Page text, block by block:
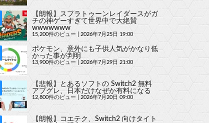
【朗報】スプラトゥーンレイダースがガ
チの神ゲーすぎて世界中で大絶賛
wwwwwww
15,200件のビュー 2026年7月25日 19:00
ポケモン、意外にも子供人気がかなり低
かった事が判明
13,900件のビュー 2026年7月29日 21:00
【悲報】とあるソフトの Switch2 無料
アプグレ、日本だけなぜか有料になる
12,800件のビュー 2026年7月20日 09:00
【朗報】コエテク、Switch2 向けタイト